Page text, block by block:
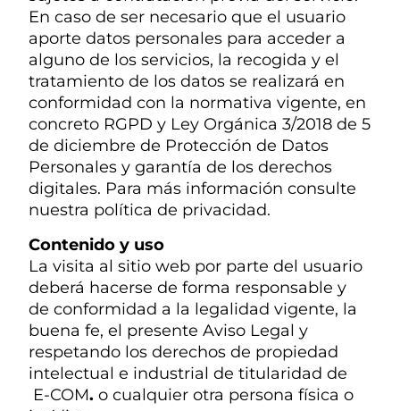
En caso de ser necesario que el usuario
aporte datos personales para acceder a
alguno de los servicios, la recogida y el
tratamiento de los datos se realizará en
conformidad con la normativa vigente, en
concreto RGPD y Ley Orgánica 3/2018 de 5
de diciembre de Protección de Datos
Personales y garantía de los derechos
digitales. Para más información consulte
nuestra política de privacidad.
Contenido y uso
La visita al sitio web por parte del usuario
deberá hacerse de forma responsable y
de conformidad a la legalidad vigente, la
buena fe, el presente Aviso Legal y
respetando los derechos de propiedad
intelectual e industrial de titularidad de
E-COM. o cualquier otra persona física o